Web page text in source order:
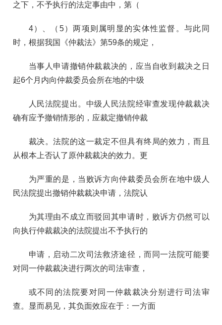
之下，不予执行的法定事由中，第（
4）、（5）两项则属明显的实体性监督。与此同
时，根据我国《仲裁法》第59条的规定，
当事人申请撤销仲裁裁决的，应当自收到裁决之日
起6个月内向仲裁委员会所在地的中级
人民法院提出。中级人民法院经审查发现仲裁裁决
确有应予撤销情形的，应裁定撤销仲裁
裁决。法院的这一裁定不但具有终局的效力，而且
从根本上否认了原仲裁裁决的效力。更
为严重的是，当败诉方向仲裁委员会所在地中级人
民法院提出撤销仲裁裁决申请，法院认
为其理由不成立而驳回其申请时，败诉方仍然可以
向执行仲裁裁决的法院提出不予执行的
申请，启动二次司法救济途径，而同一法院可能要
对同一仲裁裁决进行两次的司法审查，
或不同的法院要对同一仲裁裁决分别进行司法审
查。显而易见，其负面效应在于：一方面